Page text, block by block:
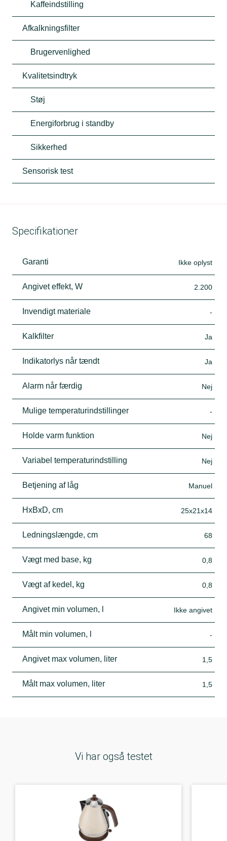
Kaffeindstilling
Afkalkningsfilter
Brugervenlighed
Kvalitetsindtryk
Støj
Energiforbrug i standby
Sikkerhed
Sensorisk test
Specifikationer
Garanti Ikke oplyst
Angivet effekt, W 2.200
Invendigt materiale -
Kalkfilter Ja
Indikatorlys når tændt Ja
Alarm når færdig Nej
Mulige temperaturindstillinger -
Holde varm funktion Nej
Variabel temperaturindstilling Nej
Betjening af låg Manuel
HxBxD, cm 25x21x14
Ledningslængde, cm 68
Vægt med base, kg 0,8
Vægt af kedel, kg 0,8
Angivet min volumen, l Ikke angivet
Målt min volumen, l -
Angivet max volumen, liter 1,5
Målt max volumen, liter 1,5
Vi har også testet